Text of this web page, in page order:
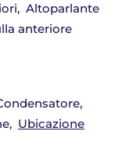
Altoparlante
anteriore
Ubicazione